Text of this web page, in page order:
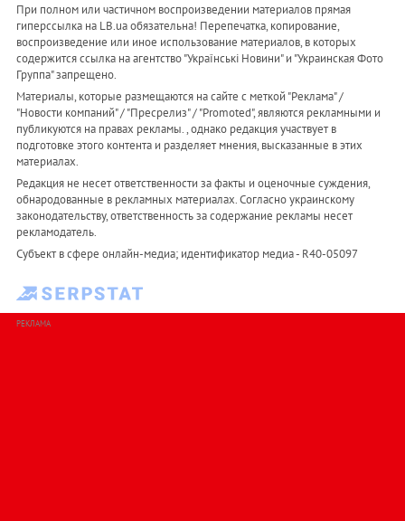
При полном или частичном воспроизведении материалов прямая
гиперссылка на LB.ua обязательна! Перепечатка, копирование,
воспроизведение или иное использование материалов, в которых
содержится ссылка на агентство "Українськi Новини" и "Украинская Фото
Группа" запрещено.
Материалы, которые размещаются на сайте с меткой "Реклама" /
"Новости компаний" / "Пресрелиз" / "Promoted", являются рекламными и
публикуются на правах рекламы. , однако редакция участвует в
подготовке этого контента и разделяет мнения, высказанные в этих
материалах.
Редакция не несет ответственности за факты и оценочные суждения,
обнародованные в рекламных материалах. Согласно украинскому
законодательству, ответственность за содержание рекламы несет
рекламодатель.
Субъект в сфере онлайн-медиа; идентификатор медиа - R40-05097
РЕКЛАМА